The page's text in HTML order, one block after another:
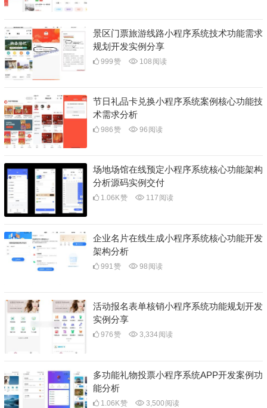
景区门票旅游线路小程序系统技术功能需求
规划开发实例分享
999赞 108 阅读
节日礼品卡兑换小程序系统案例核心功能技
术需求分析
986赞 96 阅读
场地场馆在线预定小程序系统核心功能架构
分析源码实例交付
1.06K赞 117 阅读
企业名片在线生成小程序系统核心功能开发
架构分析
991赞 98 阅读
活动报名表单核销小程序系统功能规划开发
实例分享
976赞 3,334阅读
多功能礼物投票小程序系统APP开发案例功
能分析
1.06K赞 3,500 阅读